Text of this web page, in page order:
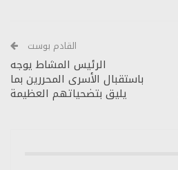
القادم بوست
الرئيس المشاط يوجه
باستقبال الأسرى المحررين بما
يليق بتضحياتهم العظيمة